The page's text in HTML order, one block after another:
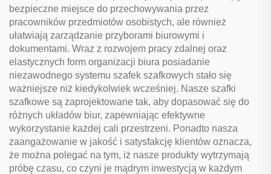
bezpieczne miejsce do przechowywania przez
pracowników przedmiotów osobistych, ale również
ułatwiają zarządzanie przyborami biurowymi i
dokumentami. Wraz z rozwojem pracy zdalnej oraz
elastycznych form organizacji biura posiadanie
niezawodnego systemu szafek szafkowych stało się
ważniejsze niż kiedykolwiek wcześniej. Nasze szafki
szafkowe są zaprojektowane tak, aby dopasować się do
różnych układów biur, zapewniając efektywne
wykorzystanie każdej cali przestrzeni. Ponadto nasza
zaangażowanie w jakość i satysfakcję klientów oznacza,
że można polegać na tym, iż nasze produkty wytrzymają
próbę czasu, co czyni je mądrym inwestycją w każdym